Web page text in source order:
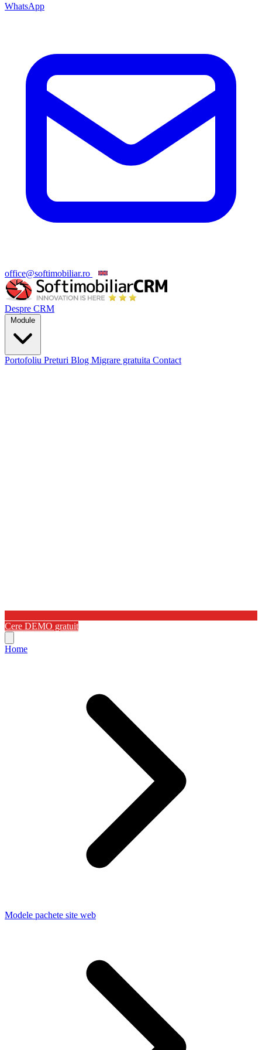
WhatsApp
office@softimobiliar.ro
Despre CRM
Module
Portofoliu Preturi Blog Migrare gratuita Contact
Cere DEMO gratuit
Home
Modele pachete site web